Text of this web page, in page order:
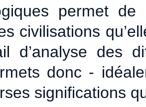
permet
civilisations
d’analyse des
donc -
significations